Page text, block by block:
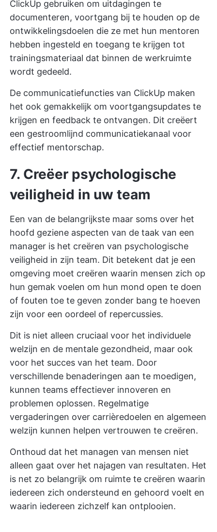
ClickUp gebruiken om uitdagingen te
documenteren, voortgang bij te houden op de
ontwikkelingsdoelen die ze met hun mentoren
hebben ingesteld en toegang te krijgen tot
trainingsmateriaal dat binnen de werkruimte
wordt gedeeld.
De communicatiefuncties van ClickUp maken
het ook gemakkelijk om voortgangsupdates te
krijgen en feedback te ontvangen. Dit creëert
een gestroomlijnd communicatiekanaal voor
effectief mentorschap.
7. Creëer psychologische
veiligheid in uw team
Een van de belangrijkste maar soms over het
hoofd geziene aspecten van de taak van een
manager is het creëren van psychologische
veiligheid in zijn team. Dit betekent dat je een
omgeving moet creëren waarin mensen zich op
hun gemak voelen om hun mond open te doen
of fouten toe te geven zonder bang te hoeven
zijn voor een oordeel of repercussies.
Dit is niet alleen cruciaal voor het individuele
welzijn en de mentale gezondheid, maar ook
voor het succes van het team. Door
verschillende benaderingen aan te moedigen,
kunnen teams effectiever innoveren en
problemen oplossen. Regelmatige
vergaderingen over carrièredoelen en algemeen
welzijn kunnen helpen vertrouwen te creëren.
Onthoud dat het managen van mensen niet
alleen gaat over het najagen van resultaten. Het
is net zo belangrijk om ruimte te creëren waarin
iedereen zich ondersteund en gehoord voelt en
waarin iedereen zichzelf kan ontplooien.